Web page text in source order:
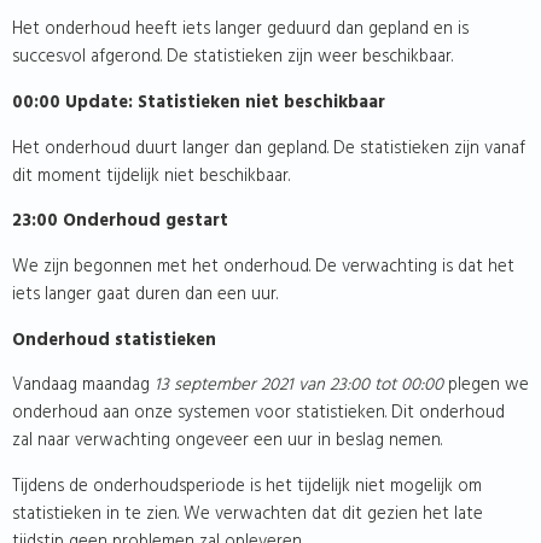
Het onderhoud heeft iets langer geduurd dan gepland en is
succesvol afgerond. De statistieken zijn weer beschikbaar.
00:00 Update: Statistieken niet beschikbaar
Het onderhoud duurt langer dan gepland. De statistieken zijn vanaf
dit moment tijdelijk niet beschikbaar.
23:00 Onderhoud gestart
We zijn begonnen met het onderhoud. De verwachting is dat het
iets langer gaat duren dan een uur.
Onderhoud statistieken
Vandaag maandag 13 september 2021van 23:00 tot 00:00plegen we
onderhoud aan onze systemen voor statistieken. Dit onderhoud
zal naar verwachting ongeveer een uur in beslag nemen.
Tijdens de onderhoudsperiode is het tijdelijk niet mogelijk om
statistieken in te zien. We verwachten dat dit gezien het late